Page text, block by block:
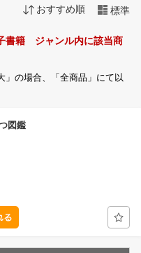
おすすめ順 標準
書籍 ジャンル内に該当商
」の場合、「全商品」にて以
図鑑